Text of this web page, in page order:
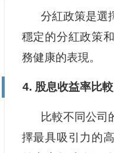
分紅政策是選
穩定的分紅政策
務健康的表現。
4. 股息收益率比較
比較不同公司
擇最具吸引力的